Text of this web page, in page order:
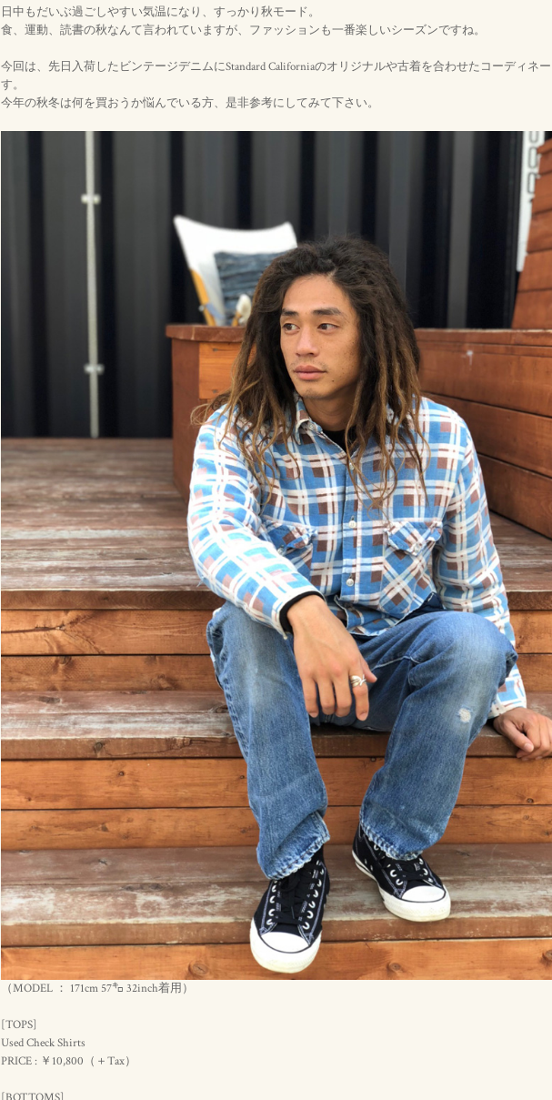
日中もだいぶ過ごしやすい気温になり、すっかり秋モード。
食、運動、読書の秋なんて言われていますが、ファッションも一番楽しいシーズンですね。
今回は、先日入荷したビンテージデニムにStandard Californiaのオリジナルや古着を合わせたコーディネ
す。
今年の秋冬は何を買おうか悩んでいる方、是非参考にしてみて下さい。
（MODEL ： 171cm 57㌔ 32inch着用）
[TOPS]
Used Check Shirts
PRICE : ￥10,800（＋Tax）